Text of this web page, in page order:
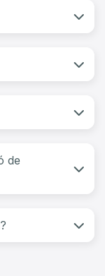
de